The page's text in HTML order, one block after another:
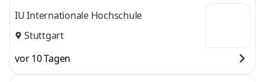
l
IU Internationale Hochschule
Stuttgart
vor 10 Tagen